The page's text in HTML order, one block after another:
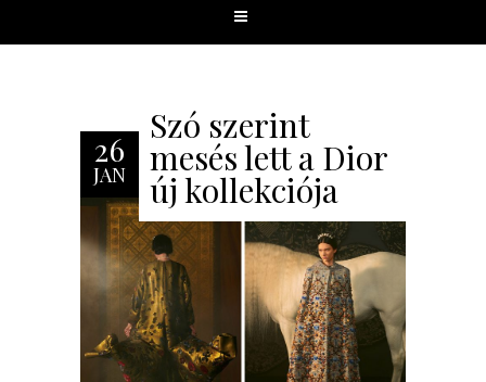
26
JAN
Szó szerint
mesés lett a Dior
új kollekciója